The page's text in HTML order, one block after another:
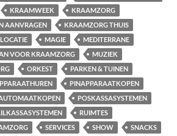
KRAAMWEEK
KRAAMZORG
AANVRAGEN
KRAAMZORG THUIS
LOCATIE MAGIE
MEDITERRANE
VOOR KRAAMZORG
MUZIEK
ORKEST
PARKEN & TUINEN
PINAPPARAATKOPEN
POSKASSASYSTEMEN
RUIMTES
SERVICES SHOW
SNACKS